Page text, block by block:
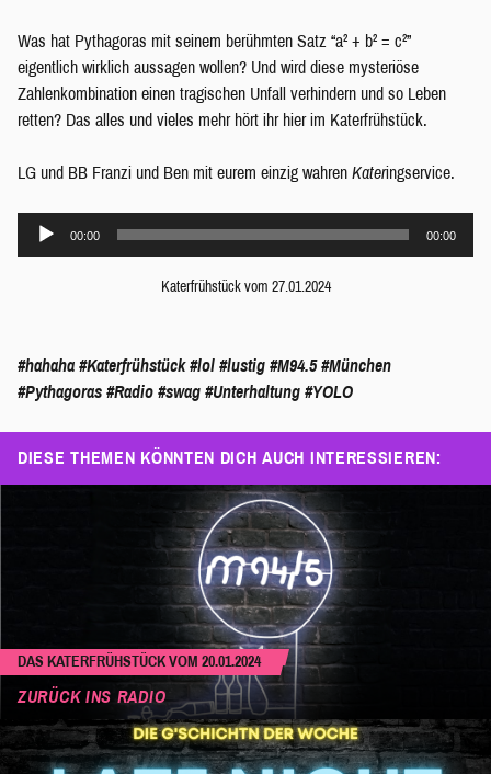
Was hat Pythagoras mit seinem berühmten Satz “a² + b² = c²”
eigentlich wirklich aussagen wollen? Und wird diese mysteriöse
Zahlenkombination einen tragischen Unfall verhindern und so Leben
retten? Das alles und vieles mehr hört ihr hier im Katerfrühstück.
LG und BB Franzi und Ben mit eurem einzig wahren Kateringservice.
Audio-
00:00 00:00
Katerfrühstück vom 27.01.2024
#hahaha #Katerfrühstück #lol #lustig #M94.5 #München
#Pythagoras #Radio #swag #Unterhaltung #YOLO
DIESE THEMEN KÖNNTEN DICH AUCH INTERESSIEREN:
DAS KATERFRÜHSTÜCK VOM 20.01.2024
ZURÜCK INS RADIO